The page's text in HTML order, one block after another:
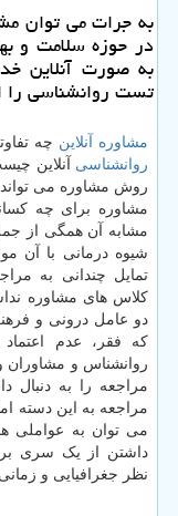
به جرات می توان
در حوزه سلامت و
به صورت آنلاین
تست روانشناسی را
مشاوره آنلاین چه
روانشناسی آنلاین
روش مشاوره می
مشاوره برای چه
مشابه آن همگی از
شیوه درمانی با آن
تمایل چندانی به
کلاس های مشاوره
دو عامل درونی و
که فقر، عدم
روانشناس و مشاوران
مراجعه را به
مراجعه به این دسته
می توان به عواملی
داشتن از یک سری
نظر جغرافیایی و